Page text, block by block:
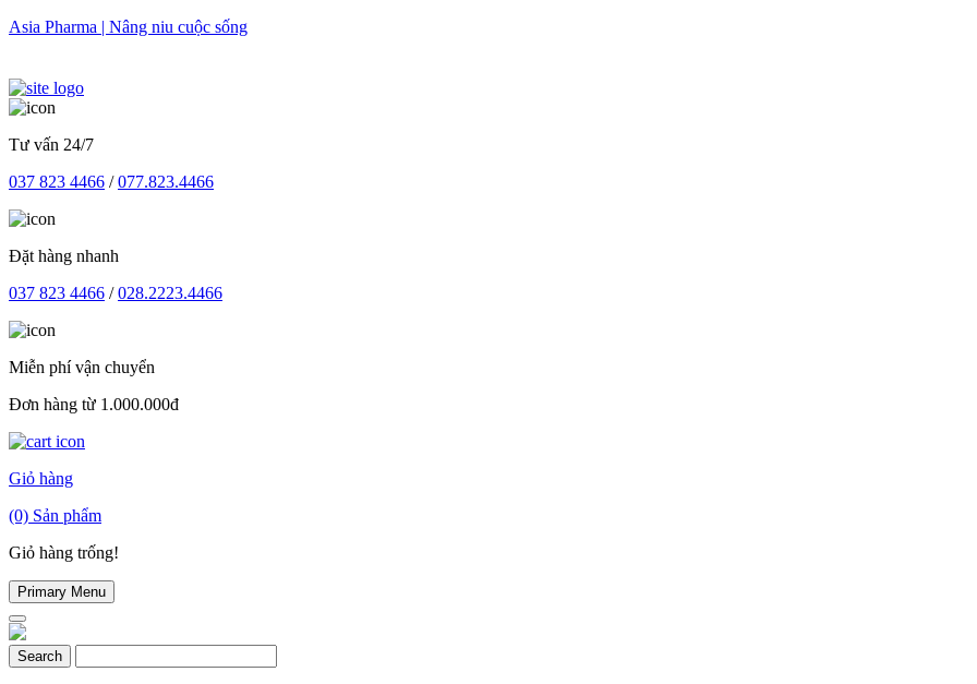
Skip
Asia Pharma | Nâng niu cuộc sống
Tư vấn 24/7
037 823 4466 /077.823.4466
Đặt hàng nhanh
037 823 4466 /028.2223.4466
Miễn phí vận chuyển
Đơn hàng từ 1.000.000đ
Giỏ hàng
(0) Sản phẩm
Giỏ hàng trống!
Primary Menu